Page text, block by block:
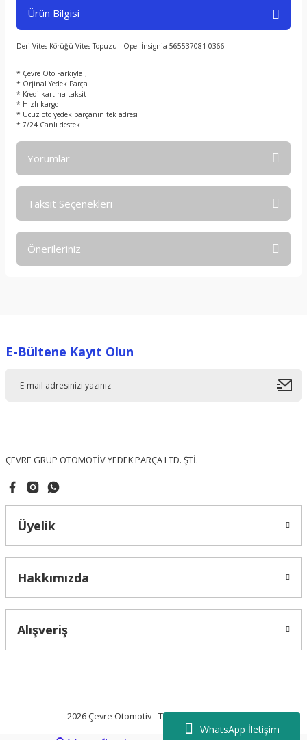
WhatsApp İletişim
Ürün Bilgisi
Deri Vites Körüğü Vites Topuzu - Opel İnsignia 565537081-0366
* Çevre Oto Farkıyla ;
* Orjinal Yedek Parça
* Kredi kartına taksit
* Hızlı kargo
* Ucuz oto yedek parçanın tek adresi
* 7/24 Canlı destek
Yorumlar
Taksit Seçenekleri
Önerileriniz
Ürün resmi kalitesiz, bozuk veya görüntülenemiyor.
E-Bültene Kayıt Olun
ÇEVRE GRUP OTOMOTİV YEDEK PARÇA LTD. ŞTİ.
Üyelik
Hakkımızda
Alışveriş
2026 Çevre Otomotiv - Tüm Hakları Saklıdır.